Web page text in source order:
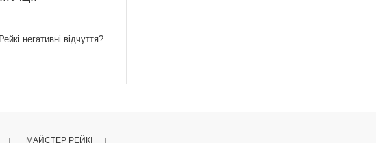
негативні відчуття?
МАЙСТЕР РЕЙКІ